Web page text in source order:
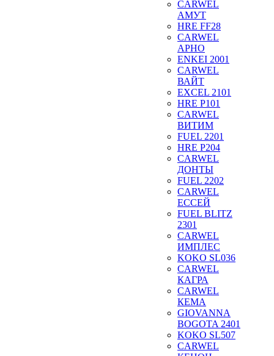
CARWEL
АМУТ
HRE FF28
CARWEL
АРНО
ENKEI 2001
CARWEL
ВАЙТ
EXCEL 2101
HRE P101
CARWEL
ВИТИМ
FUEL 2201
HRE P204
CARWEL
ДОНТЫ
FUEL 2202
CARWEL
ЕССЕЙ
FUEL BLITZ
2301
CARWEL
ИМПЛЕС
KOKO SL036
CARWEL
КАГРА
CARWEL
КЕМА
GIOVANNA
BOGOTA 2401
KOKO SL507
CARWEL